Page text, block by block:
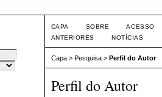
CAPA SOBRE
ACESSO
ANTERIORES
NOTÍCIAS
Capa> Pesquisa> Perfil do Autor
Perfil do Autor